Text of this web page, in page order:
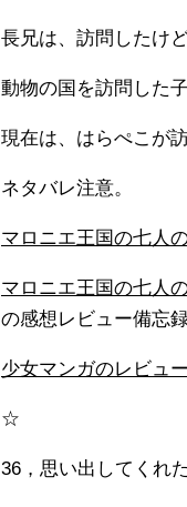
長兄は、訪問したけ
動物の国を訪問した
現在は、はらぺこが
ネタバレ注意。
マロニエ王国の七人
マロニエ王国の七人
の感想レビュー備忘録
少女マンガのレビュ
☆
36，思い出してくれ